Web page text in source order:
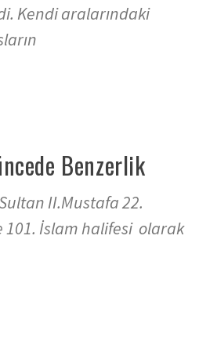
Kendi aralarındaki
Benzerlik
II.Mustafa 22.
101. İslam halifesi olarak